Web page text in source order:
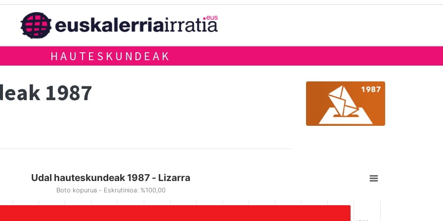
HAUTESKUNDEAK
1987
Udal hauteskundeak 1987 - Lizarra
Boto kopurua - Eskrutinioa: %100,00